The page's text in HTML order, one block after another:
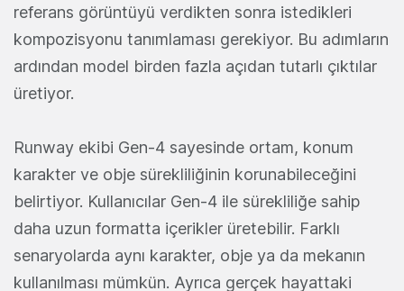
referans görüntüyü verdikten sonra istedikleri
kompozisyonu tanımlaması gerekiyor. Bu adımların
ardından model birden fazla açıdan tutarlı çıktılar
üretiyor.
Runway ekibi Gen-4 sayesinde ortam, konum
karakter ve obje sürekliliğinin korunabileceğini
belirtiyor. Kullanıcılar Gen-4 ile sürekliliğe sahip
daha uzun formatta içerikler üretebilir. Farklı
senaryolarda aynı karakter, obje ya da mekanın
kullanılması mümkün. Ayrıca gerçek hayattaki